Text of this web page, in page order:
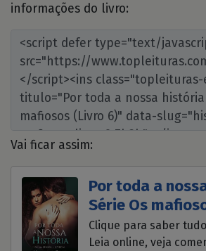
informações do livro:
Vai ficar assim:
Por toda a
Série Os
Clique para saber
Leia online, veja